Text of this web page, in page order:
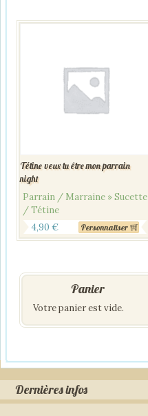
Tétine veux tu être mon parrain
night
Parrain / Marraine » Sucette
/ Tétine
4,90 € Personnaliser
Panier
Votre panier est vide.
Dernières infos